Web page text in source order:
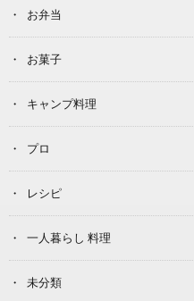
お弁当
お菓子
キャンプ料理
プロ
レシピ
一人暮らし 料理
未分類